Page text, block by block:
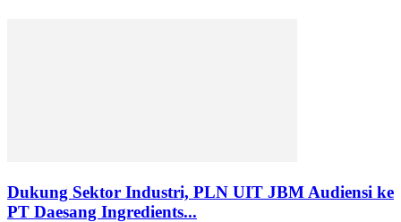
Dukung Sektor Industri, PLN UIT JBM Audiensi ke
PT Daesang Ingredients...